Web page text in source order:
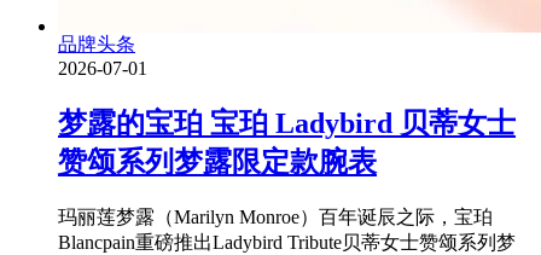
品牌头条
2026-07-01
梦露的宝珀 宝珀 Ladybird 贝蒂女士
赞颂系列梦露限定款腕表
玛丽莲梦露（Marilyn Monroe）百年诞辰之际，宝珀
Blancpain重磅推出Ladybird Tribute贝蒂女士赞颂系列梦